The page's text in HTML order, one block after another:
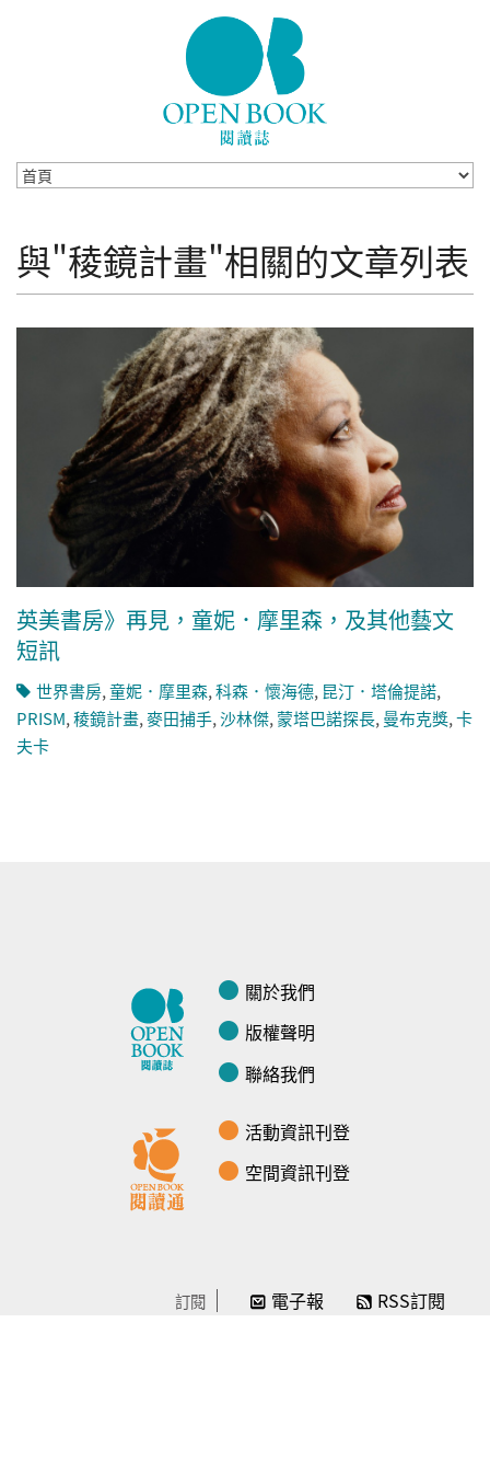
與"稜鏡計畫"相關的文章列表
英美書房》再見，童妮．摩里森，及其他藝文
短訊
世界書房,童妮．摩里森,科森．懷海德, 昆汀．塔倫提諾,
PRISM,稜鏡計畫,麥田捕手,沙林傑,蒙塔巴諾探長,曼布克獎,卡
夫卡
關於我們
版權聲明
聯絡我們
活動資訊刊登
空間資訊刊登
訂閱 電子報 RSS訂閱